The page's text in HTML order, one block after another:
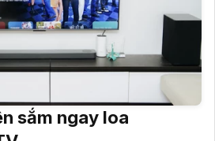
sắm ngay loa